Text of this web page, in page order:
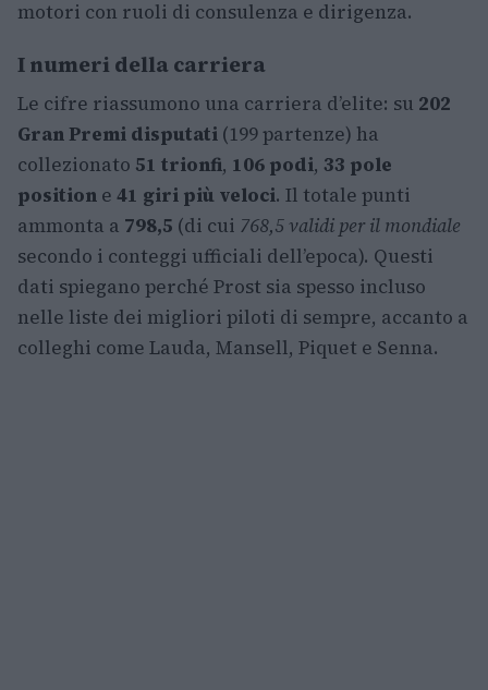
motori con ruoli di consulenza e dirigenza.
I numeri della carriera
Le cifre riassumono una carriera d’elite: su 202
Gran Premi disputati (199 partenze) ha
collezionato 51 trionfi, 106 podi, 33 pole
position e 41 giri più veloci. Il totale punti
ammonta a 798,5 (di cui 768,5 validi per il mondiale
secondo i conteggi ufficiali dell’epoca). Questi
dati spiegano perché Prost sia spesso incluso
nelle liste dei migliori piloti di sempre, accanto a
colleghi come Lauda, Mansell, Piquet e Senna.